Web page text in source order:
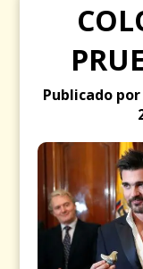
Publicado